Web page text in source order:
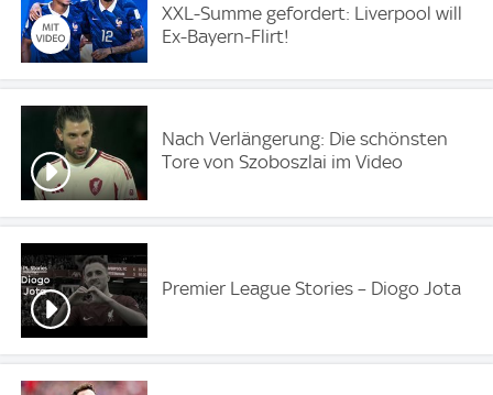
XXL-Summe gefordert: Liverpool will
Ex-Bayern-Flirt!
Nach Verlängerung: Die schönsten
Tore von Szoboszlai im Video
Premier League Stories – Diogo Jota